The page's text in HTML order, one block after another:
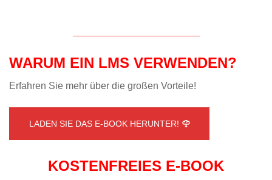
WARUM EIN LMS VERWENDEN?
Erfahren Sie mehr über die großen Vorteile!
LADEN SIE DAS E-BOOK HERUNTER!
KOSTENFREIES E-BOOK